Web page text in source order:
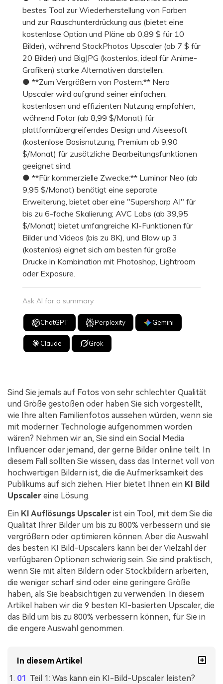
bestes Tool zur Wiederherstellung von Farben
und zur Rauschunterdrückung aus (bietet eine
kostenlose Option und Pläne ab 0,89 $ für 10
Bilder), während StockPhotos Upscaler (ab 7 $ für
20 Bilder) und BigJPG (kostenlos, ideal für Anime-
Grafiken) starke Alternativen darstellen.
● **Zum Vergrößern von Postern:** Nero
Upscaler wird aufgrund seiner einfachen,
kostenlosen und effizienten Nutzung empfohlen,
während Fotor (ab 8,99 $/Monat) für
plattformübergreifendes Design und Aiseesoft
(kostenlose Basisnutzung, Premium ab 9,90
$/Monat) für zusätzliche Bearbeitungsfunktionen
geeignet sind.
● **Für kommerzielle Zwecke:** Luminar Neo (ab
9,95 $/Monat) benötigt eine separate
Erweiterung, bietet aber eine "Supersharp AI" für
bis zu 6-fache Skalierung; AVC Labs (ab 39,95
$/Monat) bietet umfangreiche KI-Funktionen für
Bilder und Videos (bis zu 8K), und Blow up 3
(kostenlos) eignet sich am besten für große
Drucke in Kombination mit Photoshop, Lightroom
oder Exposure.
Ask AI for a summary
ChatGPT Perplexity Gemini
Claude Grok
Sind Sie jemals auf Fotos von sehr schlechter Qualität
und Größe gestoßen oder haben Sie sich vorgestellt,
wie Ihre alten Familienfotos aussehen würden, wenn sie
mit moderner Technologie aufgenommen worden
wären? Nehmen wir an, Sie sind ein Social Media
Influencer oder jemand, der gerne Bilder online teilt. In
diesem Fall sollten Sie wissen, dass das Internet voll von
hochwertigen Bildern ist, die die Aufmerksamkeit des
Publikums auf sich ziehen. Hier bietet Ihnen ein KI Bild
Upscaler eine Lösung.
Ein KI Auflösungs Upscaler ist ein Tool, mit dem Sie die
Qualität Ihrer Bilder um bis zu 800% verbessern und sie
vergrößern oder optimieren können. Aber die Auswahl
des besten KI Bild-Upscalers kann bei der Vielzahl der
verfügbaren Optionen schwierig sein. Sie sind praktisch,
wenn Sie mit alten Bildern oder Stockbildern arbeiten,
die weniger scharf sind oder eine geringere Größe
haben, als Sie beabsichtigen zu verwenden. In diesem
Artikel haben wir die 9 besten KI-basierten Upscaler, die
das Bild um bis zu 800% verbessern können, für Sie in
die engere Auswahl genommen.
In diesem Artikel
Teil 1: Was kann ein KI-Bild-Upscaler leisten?